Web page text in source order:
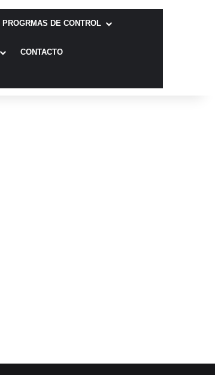
PROGRMAS DE CONTROL
CONTACTO